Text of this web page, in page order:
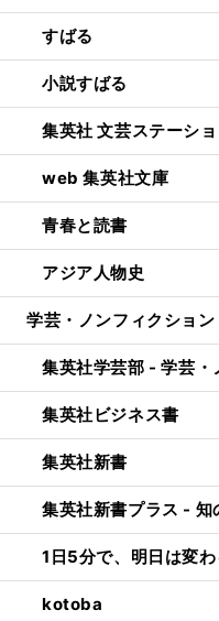
すばる
小説すばる
集英社 文芸ステーシ
web 集英社文庫
青春と読書
アジア人物史
学芸・ノンフィクショ
集英社学芸部 - 学芸・
集英社ビジネス書
集英社新書
集英社新書プラス - 知
1日5分で、明日は変
kotoba